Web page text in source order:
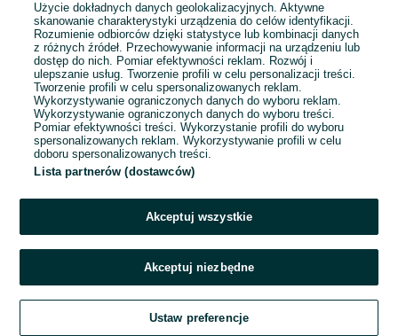
Przejdź na stronę główną
Użycie dokładnych danych geolokalizacyjnych. Aktywne
skanowanie charakterystyki urządzenia do celów identyfikacji.
Rozumienie odbiorców dzięki statystyce lub kombinacji danych
z różnych źródeł. Przechowywanie informacji na urządzeniu lub
dostęp do nich. Pomiar efektywności reklam. Rozwój i
ulepszanie usług. Tworzenie profili w celu personalizacji treści.
Tworzenie profili w celu spersonalizowanych reklam.
Wykorzystywanie ograniczonych danych do wyboru reklam.
Wykorzystywanie ograniczonych danych do wyboru treści.
Pomiar efektywności treści. Wykorzystanie profili do wyboru
spersonalizowanych reklam. Wykorzystywanie profili w celu
doboru spersonalizowanych treści.
Lista partnerów (dostawców)
Akceptuj wszystkie
Akceptuj niezbędne
Ustaw preferencje